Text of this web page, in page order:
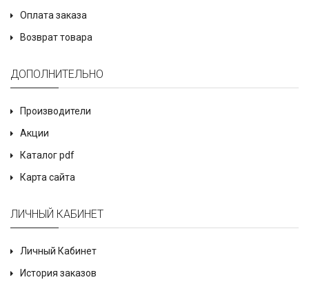
Оплата заказа
Возврат товара
ДОПОЛНИТЕЛЬНО
Производители
Акции
Каталог pdf
Карта сайта
ЛИЧНЫЙ КАБИНЕТ
Личный Кабинет
История заказов